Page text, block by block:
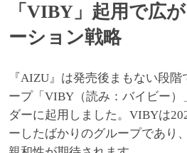
「VIBY」起用で広
ーション戦略
『AIZU』は発売後まもない段
ープ「VIBY（読み：バイビー）
ダーに起用しました。VIBYは
ーしたばかりのグループであり